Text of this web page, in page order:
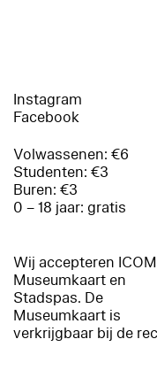
Instagram
Facebook
Volwassenen: €6
Studenten: €3
Buren: €3
0 – 18 jaar: gratis
Wij accepteren
Museumkaart en
Stadspas. De
Museumkaart is
verkrijgbaar bij de